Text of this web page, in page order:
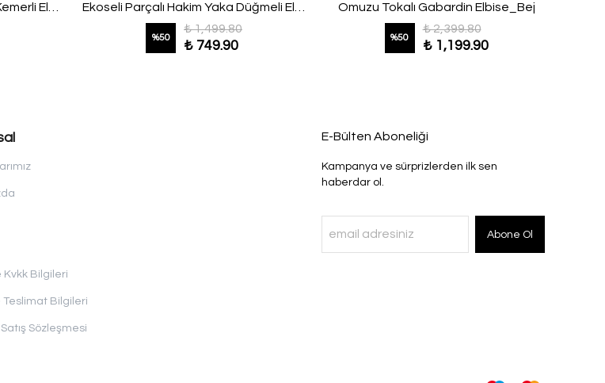
Yarım Fermuarlı Beli Lastikli Kemerli Elbise Bordo Ekoseli Parçalı Hakim Yaka Düğmeli Elbise Siyah
%50
₺ 1,499.80
₺ 749.90
Omuzu Tokalı Gabardin Elbise_Bej
%50
₺ 2,399.80
₺ 1,199.90
Kvkk Bilgileri
Teslimat Bilgileri
Sözleşmesi
E-Bülten Aboneliği
Kampanya ve sürprizlerden ilk sen
haberdar ol.
Abone Ol